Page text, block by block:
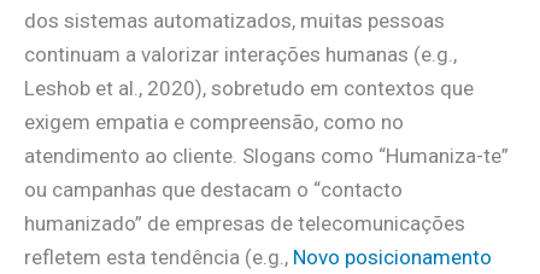
dos sistemas automatizados, muitas pessoas
continuam a valorizar interações humanas (e.g.,
Leshob et al., 2020), sobretudo em contextos que
exigem empatia e compreensão, como no
atendimento ao cliente. Slogans como “Humaniza-te”
ou campanhas que destacam o “contacto
humanizado” de empresas de telecomunicações
refletem esta tendência (e.g., Novo posicionamento